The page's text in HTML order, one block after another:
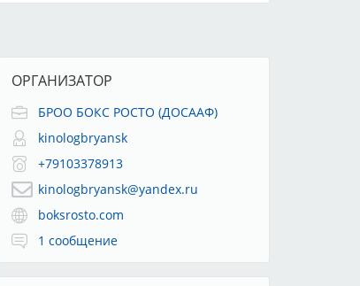
ОРГАНИЗАТОР
БРОО БОКС РОСТО (ДОСААФ)
kinologbryansk
+79103378913
kinologbryansk@yandex.ru
boksrosto.com
1 сообщение